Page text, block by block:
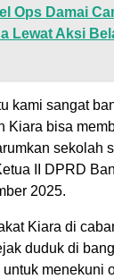
Ops Damai
Lewat Aksi
kami sangat
Kiara bisa
sekolah
II DPRD
2025.
Kiara di
duduk di
menekuni